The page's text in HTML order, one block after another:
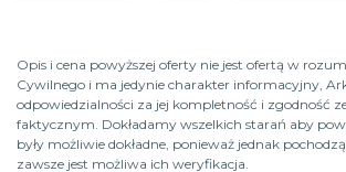
Opis i cena powyższej oferty nie jest ofertą w
Cywilnego i ma jedynie charakter informacyjny,
odpowiedzialności za jej kompletność i zgodność
faktycznym. Dokładamy wszelkich starań aby
były możliwie dokładne, ponieważ jednak
zawsze jest możliwa ich weryfikacja.